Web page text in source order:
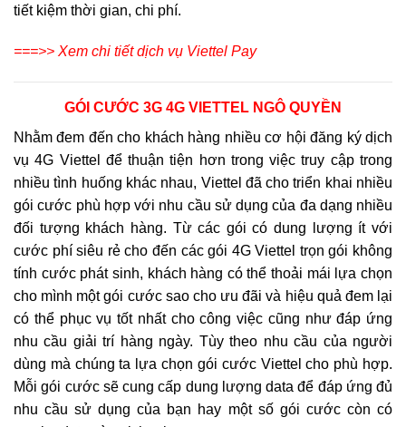
tiết kiệm thời gian, chi phí.
===>> Xem chi tiết dịch vụ Viettel Pay
GÓI CƯỚC 3G 4G VIETTEL NGÔ QUYỀN
Nhằm đem đến cho khách hàng nhiều cơ hội đăng ký dịch
vụ 4G Viettel để thuận tiện hơn trong việc truy cập trong
nhiều tình huống khác nhau, Viettel đã cho triển khai nhiều
gói cước phù hợp với nhu cầu sử dụng của đa dạng nhiều
đối tượng khách hàng. Từ các gói có dung lượng ít với
cước phí siêu rẻ cho đến các gói 4G Viettel trọn gói không
tính cước phát sinh, khách hàng có thể thoải mái lựa chọn
cho mình một gói cước sao cho ưu đãi và hiệu quả đem lại
có thể phục vụ tốt nhất cho công việc cũng như đáp ứng
nhu cầu giải trí hàng ngày. Tùy theo nhu cầu của người
dùng mà chúng ta lựa chọn gói cước Viettel cho phù hợp.
Mỗi gói cước sẽ cung cấp dung lượng data để đáp ứng đủ
nhu cầu sử dụng của bạn hay một số gói cước còn có